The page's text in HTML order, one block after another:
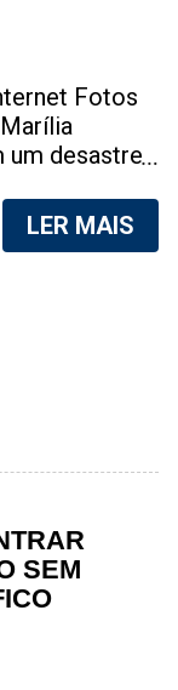
Fotos
um desastre
A
corpo de
foto, no
A
Marília
sobre o
chocados,
e de
LER MAIS
SEM